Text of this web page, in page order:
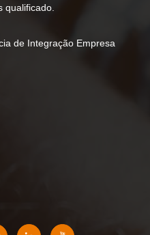
qualificado.
de Integração Empresa